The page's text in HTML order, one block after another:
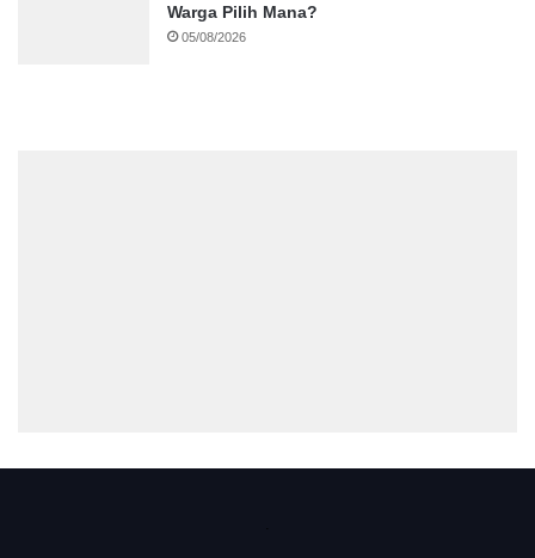
Warga Pilih Mana?
05/08/2026